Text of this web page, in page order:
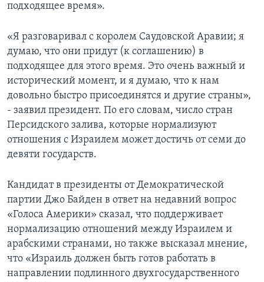
подходящее время».
«Я разговаривал с королем Саудовской Аравии; я
думаю, что они придут (к соглашению) в
подходящее для этого время. Это очень важный и
исторический момент, и я думаю, что к нам
довольно быстро присоединятся и другие страны»,
- заявил президент. По его словам, число стран
Персидского залива, которые нормализуют
отношения с Израилем может достичь от семи до
девяти государств.
Кандидат в президенты от Демократической
партии Джо Байден в ответ на недавний вопрос
«Голоса Америки» сказал, что поддерживает
нормализацию отношений между Израилем и
арабскими странами, но также высказал мнение,
что «Израиль должен быть готов работать в
направлении подлинного двухгосударственного